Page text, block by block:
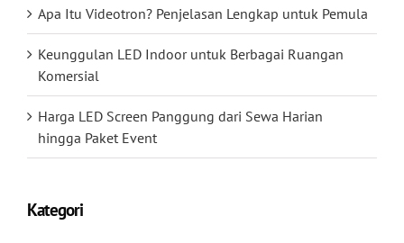
Apa Itu Videotron? Penjelasan Lengkap untuk Pemula
Keunggulan LED Indoor untuk Berbagai Ruangan
Komersial
Harga LED Screen Panggung dari Sewa Harian
hingga Paket Event
Kategori